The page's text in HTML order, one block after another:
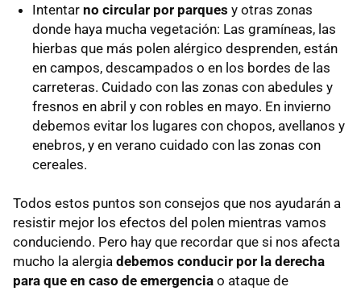
Intentar no circular por parques y otras zonas
donde haya mucha vegetación: Las gramíneas, las
hierbas que más polen alérgico desprenden, están
en campos, descampados o en los bordes de las
carreteras. Cuidado con las zonas con abedules y
fresnos en abril y con robles en mayo. En invierno
debemos evitar los lugares con chopos, avellanos y
enebros, y en verano cuidado con las zonas con
cereales.
Todos estos puntos son consejos que nos ayudarán a
resistir mejor los efectos del polen mientras vamos
conduciendo. Pero hay que recordar que si nos afecta
mucho la alergia debemos conducir por la derecha
para que en caso de emergencia o ataque de